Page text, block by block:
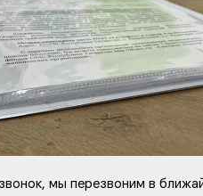
мы перезвоним в